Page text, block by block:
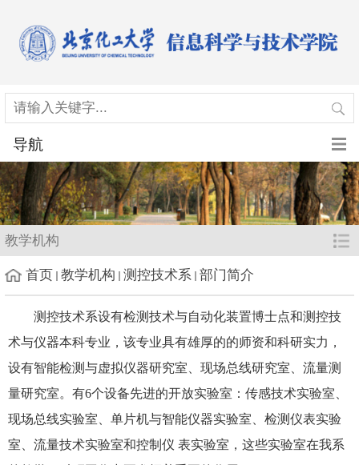
导航
教学机构
首页 教学机构 测控技术系 部门简介
测控技术系设有检测技术与自动化装置博士点和测控技
术与仪器本科专业，该专业具有雄厚的的师资和科研实力，
设有智能检测与虚拟仪器研究室、现场总线研究室、流量测
量研究室。有6个设备先进的开放实验室：传感技术实验室、
现场总线实验室、单片机与智能仪器实验室、检测仪表实验
室、流量技术实验室和控制仪 表实验室，这些实验室在我系